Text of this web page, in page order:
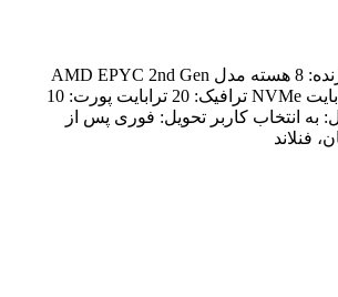
رم: 16 گیگابایت پردازنده: 8 هسته مدل AMD EPYC 2nd Gen
فضای هارد: 240 گیگابایت NVMe ترافیک: 20 ترابایت پورت: 10
به انتخاب کاربر تحویل: فوری پس از
فنلاند